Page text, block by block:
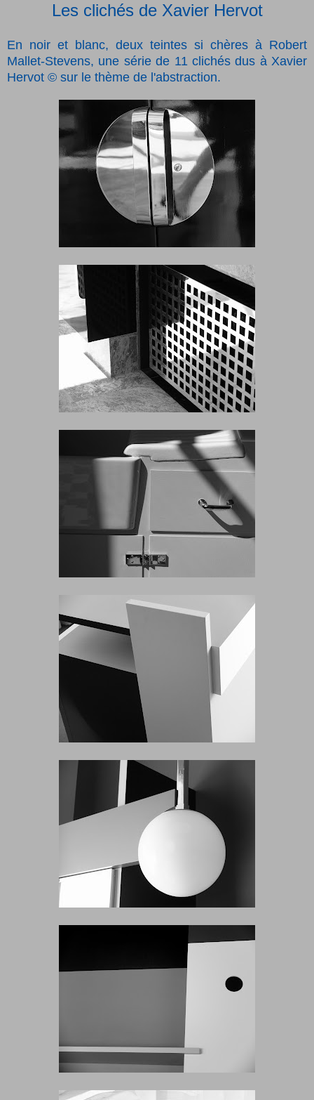
Les clichés de Xavier Hervot
En noir et blanc, deux teintes si chères à Robert
Mallet-Stevens, une série de 11 clichés dus à Xavier
Hervot © sur le thème de l'abstraction.